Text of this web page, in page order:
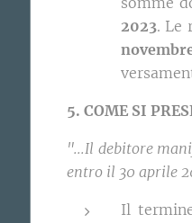
2023. Le
5. COME SI
"...Il debitore
entro il 30 aprile
Il